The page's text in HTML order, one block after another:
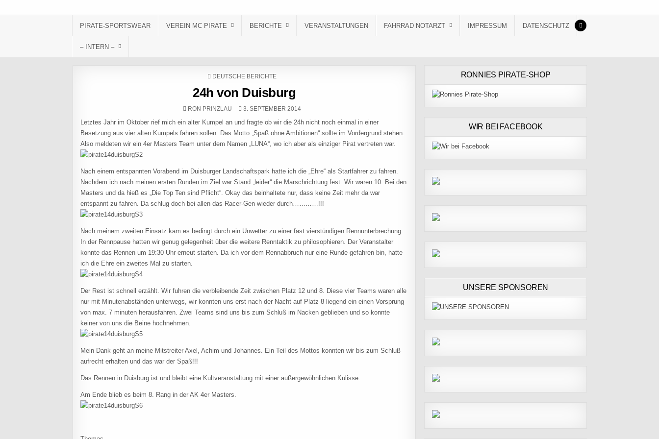
PIRATE-SPORTSWEAR VEREIN MC PIRATE BERICHTE VERANSTALTUNGEN FAHRRAD NOTARZT IMPRESSUM DATENSCHUTZ
– INTERN –
POSTED IN
DEUTSCHE BERICHTE
24h von Duisburg
AUTHOR:
RON PRINZLAU PUBLISHED DATE:
3. SEPTEMBER 2014
Letztes Jahr im Oktober rief mich ein alter Kumpel an und fragte ob wir die 24h nicht noch einmal in einer
Besetzung aus vier alten Kumpels fahren sollen. Das Motto „Spaß ohne Ambitionen“ sollte im Vordergrund stehen.
Also meldeten wir ein 4er Masters Team unter dem Namen „LUNA“, wo ich aber als einziger Pirat vertreten war.
Nach einem entspannten Vorabend im Duisburger Landschaftspark hatte ich die „Ehre“ als Startfahrer zu fahren.
Nachdem ich nach meinen ersten Runden im Ziel war Stand „leider“ die Marschrichtung fest. Wir waren 10. Bei den
Masters und da hieß es „Die Top Ten sind Pflicht“. Okay das beinhaltete nur, dass keine Zeit mehr da war
entspannt zu fahren. Da schlug doch bei allen das Racer-Gen wieder durch…………!!!
Nach meinem zweiten Einsatz kam es bedingt durch ein Unwetter zu einer fast vierstündigen Rennunterbrechung.
In der Rennpause hatten wir genug gelegenheit über die weitere Renntaktik zu philosophieren. Der Veranstalter
konnte das Rennen um 19:30 Uhr erneut starten. Da ich vor dem Rennabbruch nur eine Runde gefahren bin, hatte
ich die Ehre ein zweites Mal zu starten.
Der Rest ist schnell erzählt. Wir fuhren die verbleibende Zeit zwischen Platz 12 und 8. Diese vier Teams waren alle
nur mit Minutenabständen unterwegs, wir konnten uns erst nach der Nacht auf Platz 8 liegend ein einen Vorsprung
von max. 7 minuten herausfahren. Zwei Teams sind uns bis zum Schluß im Nacken geblieben und so konnte
keiner von uns die Beine hochnehmen.
Mein Dank geht an meine Mitstreiter Axel, Achim und Johannes. Ein Teil des Mottos konnten wir bis zum Schluß
aufrecht erhalten und das war der Spaß!!!
Das Rennen in Duisburg ist und bleibt eine Kultveranstaltung mit einer außergewöhnlichen Kulisse.
Am Ende blieb es beim 8. Rang in der AK 4er Masters.
RONNIES PIRATE-SHOP
WIR BEI FACEBOOK
UNSERE SPONSOREN